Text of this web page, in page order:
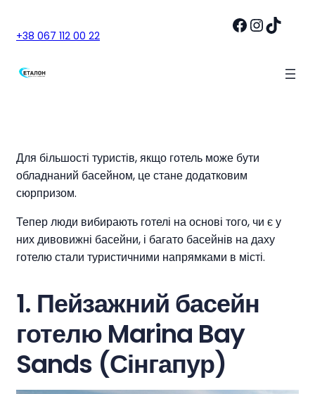
+38 067 112 00 22
Facebook InstagramTikTok
Для більшості туристів, якщо готель може бути
обладнаний басейном, це стане додатковим
сюрпризом.
Тепер люди вибирають готелі на основі того, чи є у
них дивовижні басейни, і багато басейнів на даху
готелю стали туристичними напрямками в місті.
1. Пейзажний басейн
готелю Marina Bay
Sands (Сінгапур)